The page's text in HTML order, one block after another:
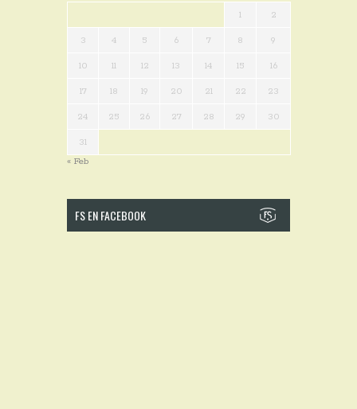
1 2
3 4 5 6 7 8 9
10 11 12 13 14 15 16
17 18 19 20 21 22 23
24 25 26 27 28 29 30
31
« Feb
FS EN FACEBOOK